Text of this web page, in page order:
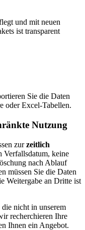
und mit neuen
ist transparent
Sie die Daten
oder Excel-Tabellen.
Nutzung
zur zeitlich
Verfallsdatum, keine
nach Ablauf
müssen Sie die Daten
Weitergabe an Dritte ist
nicht in unserem
recherchieren Ihre
Ihnen ein Angebot.